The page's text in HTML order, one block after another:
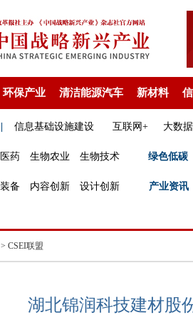
环保产业 清洁能源汽车 新材料
信息基础设施建设 互联网+ 大数据
药 生物农业 生物技术 绿色低碳
备 内容创新 设计创新 产业资讯
> CSEI联盟
湖北锦润科技建材股